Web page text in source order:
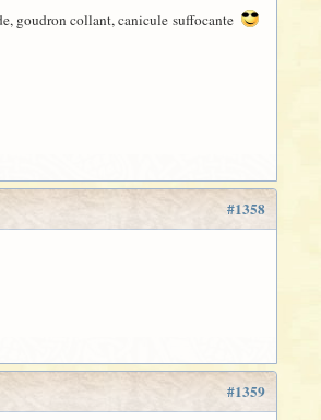
goudron collant, canicule suffocante
#1358
#1359